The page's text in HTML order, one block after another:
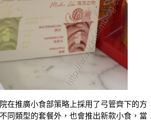
在推廣小食部策略上採用了弓管齊下的方
同類型的套餐外，也會推出新款小食，當